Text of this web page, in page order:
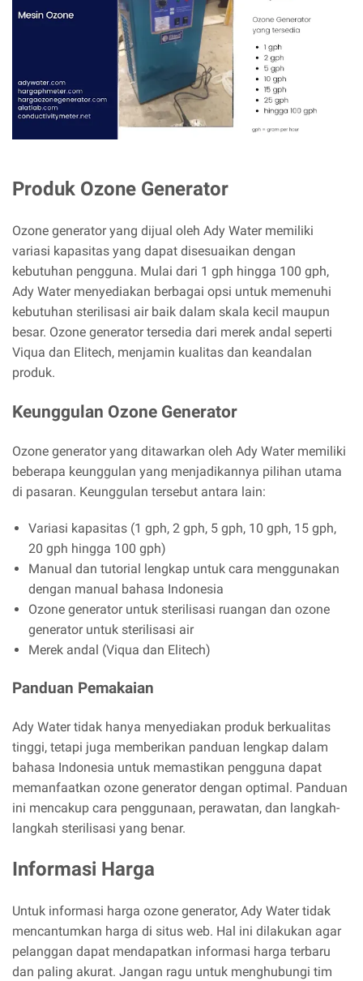
Produk Ozone Generator
Ozone generator yang dijual oleh Ady Water memiliki
variasi kapasitas yang dapat disesuaikan dengan
kebutuhan pengguna. Mulai dari 1 gph hingga 100 gph,
Ady Water menyediakan berbagai opsi untuk memenuhi
kebutuhan sterilisasi air baik dalam skala kecil maupun
besar. Ozone generator tersedia dari merek andal seperti
Viqua dan Elitech, menjamin kualitas dan keandalan
produk.
Keunggulan Ozone Generator
Ozone generator yang ditawarkan oleh Ady Water memiliki
beberapa keunggulan yang menjadikannya pilihan utama
di pasaran. Keunggulan tersebut antara lain:
Variasi kapasitas (1 gph, 2 gph, 5 gph, 10 gph, 15 gph,
20 gph hingga 100 gph)
Manual dan tutorial lengkap untuk cara menggunakan
dengan manual bahasa Indonesia
Ozone generator untuk sterilisasi ruangan dan ozone
generator untuk sterilisasi air
Merek andal (Viqua dan Elitech)
Panduan Pemakaian
Ady Water tidak hanya menyediakan produk berkualitas
tinggi, tetapi juga memberikan panduan lengkap dalam
bahasa Indonesia untuk memastikan pengguna dapat
memanfaatkan ozone generator dengan optimal. Panduan
ini mencakup cara penggunaan, perawatan, dan langkah-
langkah sterilisasi yang benar.
Informasi Harga
Untuk informasi harga ozone generator, Ady Water tidak
mencantumkan harga di situs web. Hal ini dilakukan agar
pelanggan dapat mendapatkan informasi harga terbaru
dan paling akurat. Jangan ragu untuk menghubungi tim